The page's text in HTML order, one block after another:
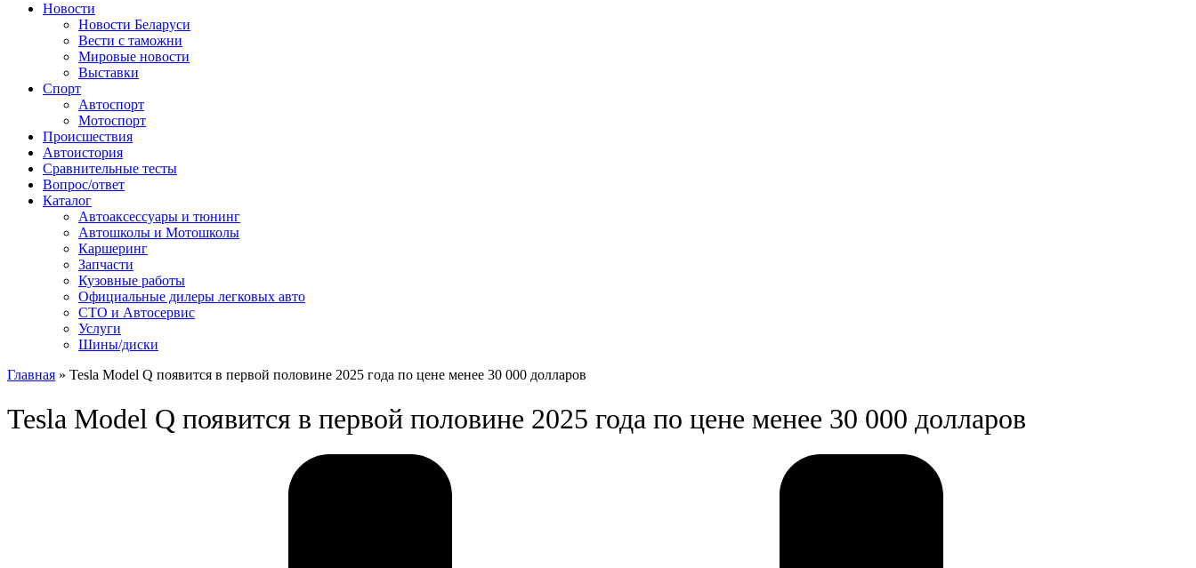
Сайт про автомобили
Новости
Новости Беларуси
Вести с таможни
Мировые новости
Выставки
Спорт
Автоспорт
Мотоспорт
Происшествия
Автоистория
Сравнительные тесты
Вопрос/ответ
Каталог
Автоакcессуары и тюнинг
Автошколы и Мотошколы
Каршеринг
Запчасти
Кузовные работы
Официальные дилеры легковых авто
СТО и Автосервис
Услуги
Шины/диски
Главная » Tesla Model Q появится в первой половине 2025 года по цене менее 30 000 долларов
Tesla Model Q появится в первой половине 2025 года по цене менее 30 000 долларов